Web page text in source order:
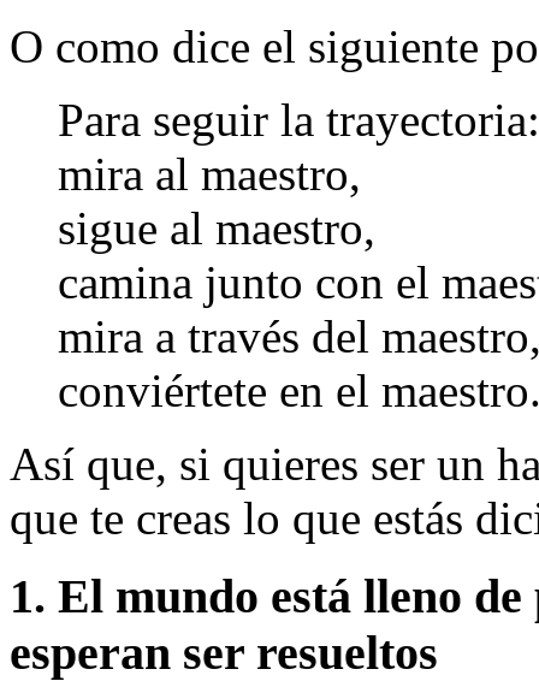
O como dice el siguiente
Para seguir la trayectoria:
mira al maestro,
sigue al maestro,
camina junto con el
mira a través del
conviértete en el
Así que, si quieres ser un
que te creas lo que estás
1. El mundo está lleno
esperan ser resueltos